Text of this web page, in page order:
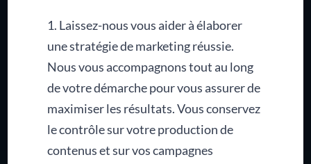
1. Laissez-nous vous aider à élaborer
une stratégie de marketing réussie.
Nous vous accompagnons tout au long
de votre démarche pour vous assurer de
maximiser les résultats. Vous conservez
le contrôle sur votre production de
contenus et sur vos campagnes